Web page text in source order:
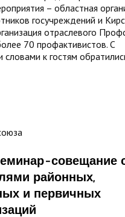
– областная
госучреждений и
отраслевого
70 профактивистов. С
к гостям
совещание
районных,
и первичных